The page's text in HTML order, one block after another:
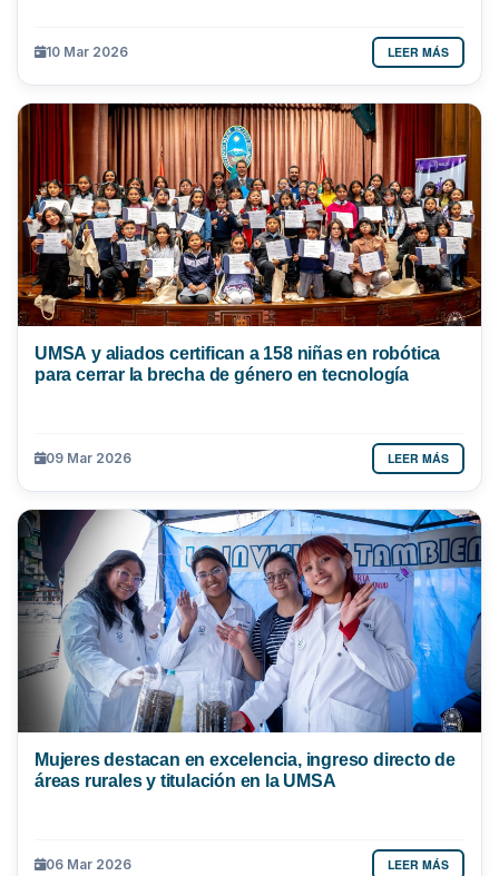
10 Mar 2026 LEER MÁS
UMSA y aliados certifican a 158 niñas en robótica
para cerrar la brecha de género en tecnología
09 Mar 2026 LEER MÁS
Mujeres destacan en excelencia, ingreso directo de
áreas rurales y titulación en la UMSA
06 Mar 2026 LEER MÁS